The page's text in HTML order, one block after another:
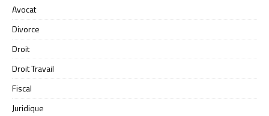
Avocat
Divorce
Droit
Droit Travail
Fiscal
Juridique